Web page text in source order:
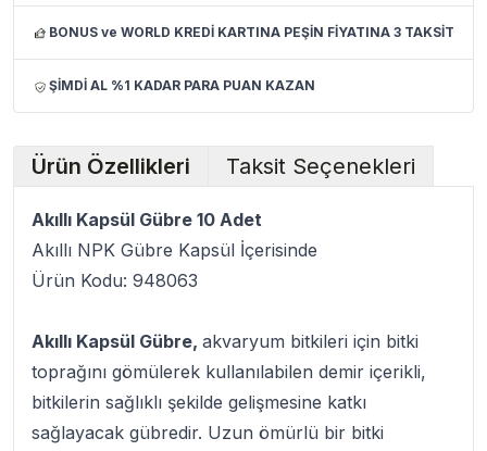
BONUS ve WORLD KREDİ KARTINA PEŞİN FİYATINA 3 TAKSİT
ŞİMDİ AL %1 KADAR PARA PUAN KAZAN
Ürün Özellikleri Taksit Seçenekleri
Akıllı Kapsül Gübre 10 Adet
Akıllı NPK Gübre Kapsül İçerisinde
Ürün Kodu: 948063
Akıllı Kapsül Gübre, akvaryum bitkileri için bitki
toprağını gömülerek kullanılabilen demir içerikli,
bitkilerin sağlıklı şekilde gelişmesine katkı
sağlayacak gübredir. Uzun ömürlü bir bitki